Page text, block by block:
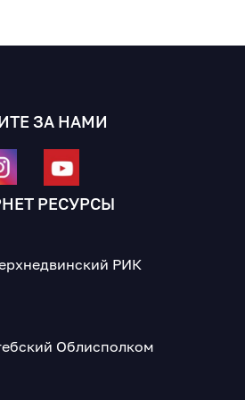
ЗА НАМИ
РЕСУРСЫ
РИК
Облисполком